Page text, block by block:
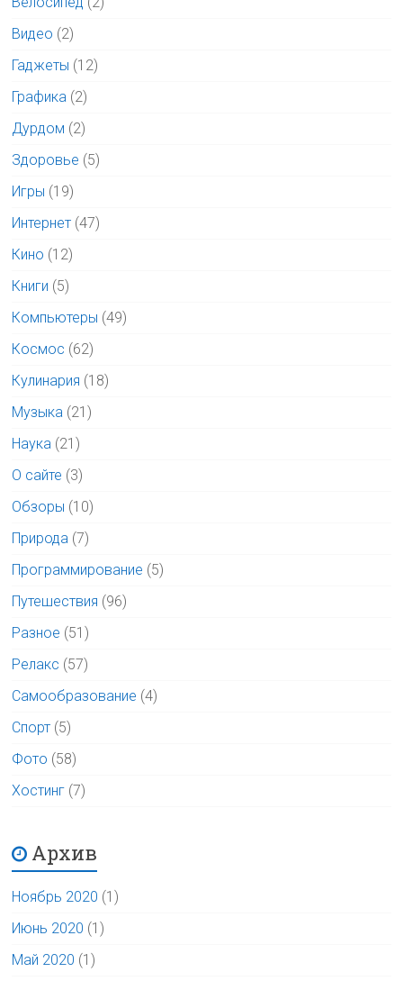
Видео (2)
Гаджеты (12)
Графика (2)
Дурдом (2)
Здоровье (5)
Игры (19)
Интернет (47)
Кино (12)
Книги (5)
Компьютеры (49)
Космос (62)
Кулинария (18)
Музыка (21)
Наука (21)
О сайте (3)
Обзоры (10)
Природа (7)
Программирование (5)
Путешествия (96)
Разное (51)
Релакс (57)
Самообразование (4)
Спорт (5)
Фото (58)
Хостинг (7)
Архив
Ноябрь 2020 (1)
Июнь 2020 (1)
Май 2020 (1)